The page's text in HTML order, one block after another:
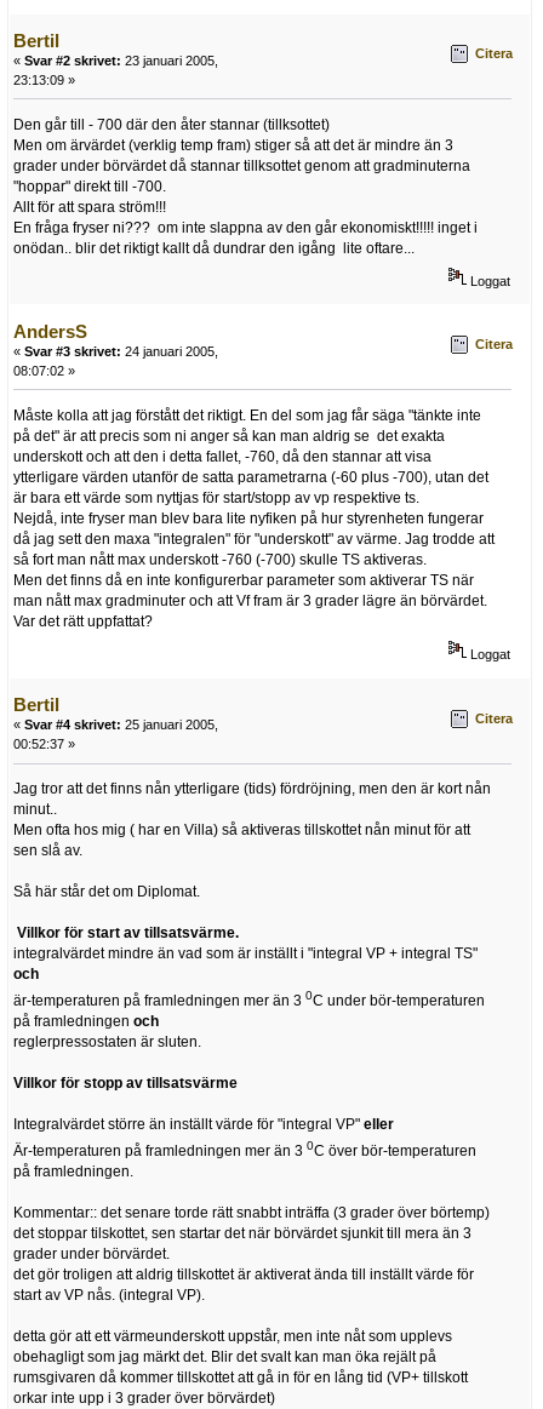
Bertil
« Svar #2 skrivet: 23 januari 2005,
23:13:09 »
Citera
Den går till - 700 där den åter stannar (tillksottet)
Men om ärvärdet (verklig temp fram) stiger så att det är mindre än 3
grader under börvärdet då stannar tillksottet genom att gradminuterna
"hoppar" direkt till -700.
Allt för att spara ström!!!
En fråga fryser ni??? om inte slappna av den går ekonomiskt!!!!! inget i
onödan.. blir det riktigt kallt då dundrar den igång lite oftare...
Loggat
AndersS
« Svar #3 skrivet: 24 januari 2005,
08:07:02 »
Citera
Måste kolla att jag förstått det riktigt. En del som jag får säga "tänkte inte
på det" är att precis som ni anger så kan man aldrig se det exakta
underskott och att den i detta fallet, -760, då den stannar att visa
ytterligare värden utanför de satta parametrarna (-60 plus -700), utan det
är bara ett värde som nyttjas för start/stopp av vp respektive ts.
Nejdå, inte fryser man blev bara lite nyfiken på hur styrenheten fungerar
då jag sett den maxa "integralen" för "underskott" av värme. Jag trodde att
så fort man nått max underskott -760 (-700) skulle TS aktiveras.
Men det finns då en inte konfigurerbar parameter som aktiverar TS när
man nått max gradminuter och att Vf fram är 3 grader lägre än börvärdet.
Var det rätt uppfattat?
Loggat
Bertil
« Svar #4 skrivet: 25 januari 2005,
00:52:37 »
Citera
Jag tror att det finns nån ytterligare (tids) fördröjning, men den är kort nån
minut..
Men ofta hos mig ( har en Villa) så aktiveras tillskottet nån minut för att
sen slå av.
Så här står det om Diplomat.
Villkor för start av tillsatsvärme.
integralvärdet mindre än vad som är inställt i "integral VP + integral TS"
och
är-temperaturen på framledningen mer än 3 0C under bör-temperaturen
på framledningen och
reglerpressostaten är sluten.
Villkor för stopp av tillsatsvärme
Integralvärdet större än inställt värde för "integral VP" eller
Är-temperaturen på framledningen mer än 3 0C över bör-temperaturen
på framledningen.
Kommentar:: det senare torde rätt snabbt inträffa (3 grader över börtemp)
det stoppar tilskottet, sen startar det när börvärdet sjunkit till mera än 3
grader under börvärdet.
det gör troligen att aldrig tillskottet är aktiverat ända till inställt värde för
start av VP nås. (integral VP).
detta gör att ett värmeunderskott uppstår, men inte nåt som upplevs
obehagligt som jag märkt det. Blir det svalt kan man öka rejält på
rumsgivaren då kommer tillskottet att gå in för en lång tid (VP+ tillskott
orkar inte upp i 3 grader över börvärdet)